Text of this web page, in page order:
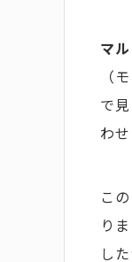
マ
（
で
わ
こ
り
し